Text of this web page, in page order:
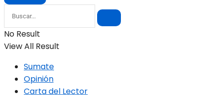
No Result
View All Result
Sumate
Opinión
Carta del Lector